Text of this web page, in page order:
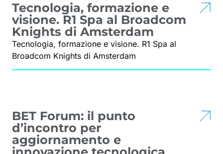
Tecnologia, formazione e
visione. R1 Spa al Broadcom
Knights di Amsterdam
Tecnologia, formazione e visione. R1 Spa al
Broadcom Knights di Amsterdam
BET Forum: il punto
d’incontro per
aggiornamento e